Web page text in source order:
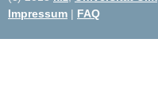
Impressum | FAQ